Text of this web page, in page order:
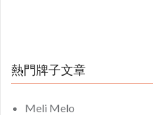
熱門牌子文章
Meli Melo